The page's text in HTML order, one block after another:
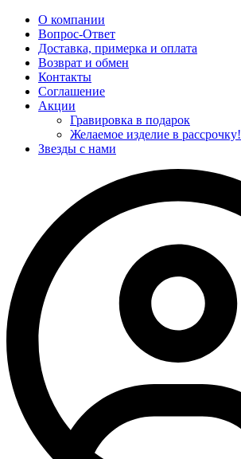
О компании
Вопрос-Ответ
Доставка, примерка и оплата
Возврат и обмен
Контакты
Соглашение
Акции
Гравировка в подарок
Желаемое изделие в рассрочку!
Звезды с нами